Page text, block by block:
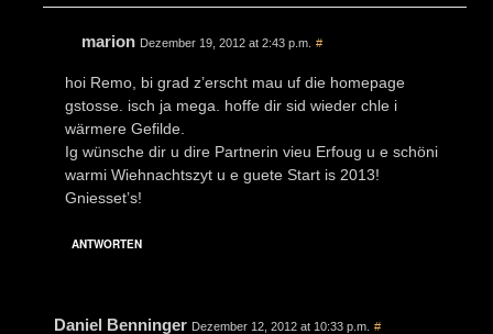
marion Dezember 19, 2012 at 2:43 p.m. #
hoi Remo, bi grad z’erscht mau uf die homepage
gstosse. isch ja mega. hoffe dir sid wieder chle i
wärmere Gefilde.
Ig wünsche dir u dire Partnerin vieu Erfoug u e schöni
warmi Wiehnachtszyt u e guete Start is 2013!
Gniesset’s!
ANTWORTEN
Daniel Benninger Dezember 12, 2012 at 10:33 p.m. #